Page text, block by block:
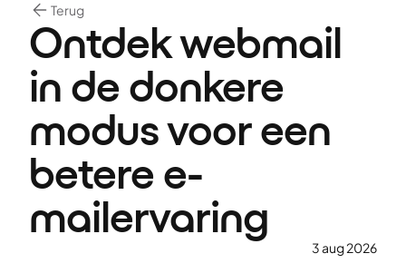
Terug
Ontdek webmail
in de donkere
modus voor een
betere e-
mailervaring
3 aug 2026